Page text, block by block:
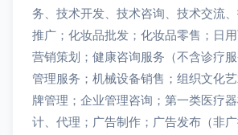
务、技术开发、技术咨询、技术交流
推广；化妆品批发；化妆品零售；日
营销策划；健康咨询服务（不含诊疗
管理服务；机械设备销售；组织文化
牌管理；企业管理咨询；第一类医疗
计、代理；广告制作；广告发布（非